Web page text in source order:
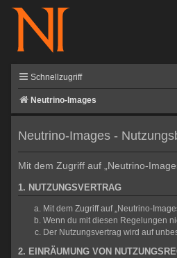
Schnellzugriff
Neutrino-Images
Neutrino-Images -
Mit dem Zugriff auf „Neutrino-
1. NUTZUNGSVERTRAG
Mit dem Zugriff auf „Neutrino-
Wenn du mit diesen Regelungen
Der Nutzungsvertrag wird auf
2. EINRÄUMUNG VON